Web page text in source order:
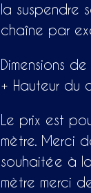
la suspendre
chaîne par
Dimensions
+ Hauteur du
Le prix est
mètre. Merci
souhaitée à
mètre merci